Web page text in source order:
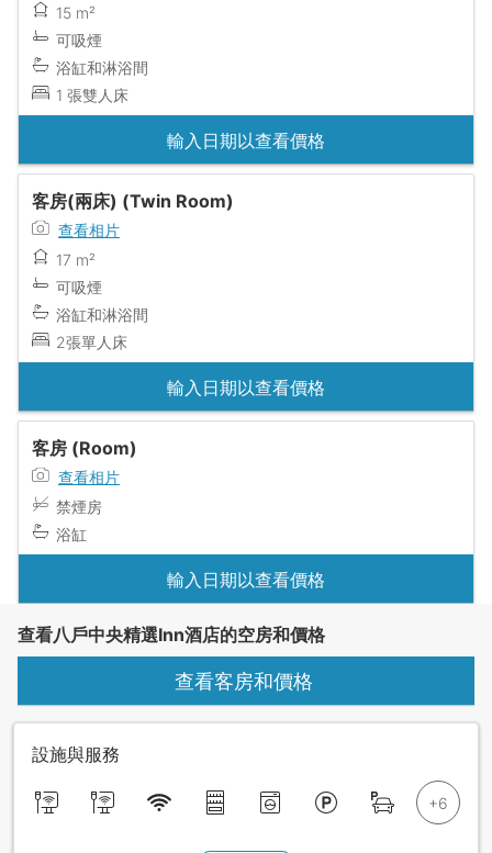
15 m²
可吸煙
浴缸和淋浴間
1 張雙人床
輸入日期以查看價格
客房(兩床) (Twin Room)
查看相片
17 m²
可吸煙
浴缸和淋浴間
2張單人床
輸入日期以查看價格
客房 (Room)
查看相片
禁煙房
浴缸
輸入日期以查看價格
查看八戶中央精選Inn酒店的空房和價格
查看客房和價格
設施與服務